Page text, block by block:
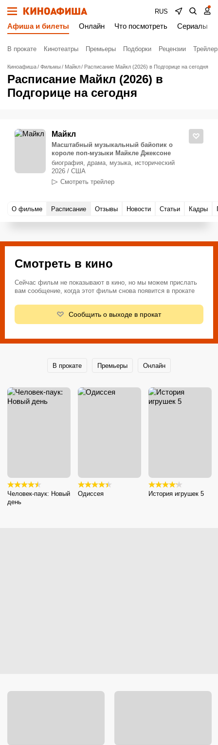
RUS
Афиша и билеты Онлайн Что посмотреть Сериалы
В прокате Кинотеатры Премьеры Подборки Рецензии
Киноафиша Фильмы Майкл Расписание Майкл (2026) в Подгорице на сегодня
Расписание Майкл (2026) в
Подгорице на сегодня
Майкл
Масштабный музыкальный байопик о
короле поп-музыки Майкле Джексоне
биография, драма, музыка, исторический
2026 / США
Смотреть трейлер
О фильме Расписание Отзывы Новости Статьи Кадры
Смотреть в кино
Сейчас фильм не показывают в кино, но мы можем прислать
вам сообщение, когда этот фильм снова появится в прокате
Сообщить о выходе в прокат
В прокате Премьеры Онлайн
Человек-паук: Новый
день
Одиссея История игрушек 5